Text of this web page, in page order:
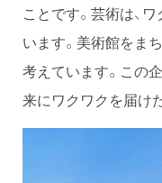
ことです。芸術は、
います。美術館をま
考えています。この
来にワクワクを届け